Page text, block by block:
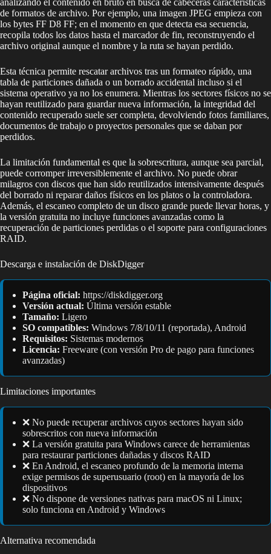
analizando el contenido en bruto en busca de cabeceras características
de formatos de archivo. Por ejemplo, una imagen JPEG empieza con
los bytes FF D8 FF; en el momento en que detecta esa secuencia,
recopila todos los datos hasta el marcador de fin, reconstruyendo el
archivo original aunque el nombre y la ruta se hayan perdido.
Esta técnica permite rescatar archivos tras un formateo rápido, una
tabla de particiones dañada o un borrado accidental incluso si el
sistema operativo ya no los enumera. Mientras los sectores físicos no se
hayan reutilizado para guardar nueva información, la integridad del
contenido recuperado suele ser completa, devolviendo fotos familiares,
documentos de trabajo o proyectos personales que se daban por
perdidos.
La limitación fundamental es que la sobrescritura, aunque sea parcial,
puede corromper irreversiblemente el archivo. No puede obrar
milagros con discos que han sido reutilizados intensivamente después
del borrado ni reparar daños físicos en los platos o la controladora.
Además, el escaneo completo de un disco grande puede llevar horas, y
la versión gratuita no incluye funciones avanzadas como la
recuperación de particiones perdidas o el soporte para configuraciones
RAID.
Descarga e instalación de DiskDigger
Página oficial: https://diskdigger.org
Versión actual: Última versión estable
Tamaño: Ligero
SO compatibles: Windows 7/8/10/11 (reportada), Android
Requisitos: Sistemas modernos
Licencia: Freeware (con versión Pro de pago para funciones
avanzadas)
Limitaciones importantes
❌ No puede recuperar archivos cuyos sectores hayan sido
sobrescritos con nueva información
❌ La versión gratuita para Windows carece de herramientas
para restaurar particiones dañadas y discos RAID
❌ En Android, el escaneo profundo de la memoria interna
exige permisos de superusuario (root) en la mayoría de los
dispositivos
❌ No dispone de versiones nativas para macOS ni Linux;
solo funciona en Android y Windows
Alternativa recomendada